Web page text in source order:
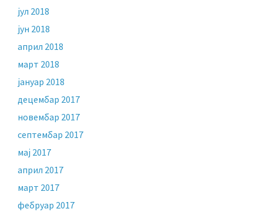
јул 2018
јун 2018
април 2018
март 2018
јануар 2018
децембар 2017
новембар 2017
септембар 2017
мај 2017
април 2017
март 2017
фебруар 2017